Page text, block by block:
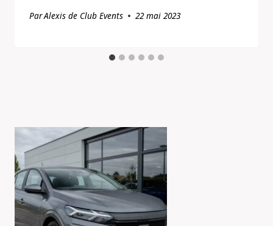
ParAlexis de Club Events 22 mai 2023